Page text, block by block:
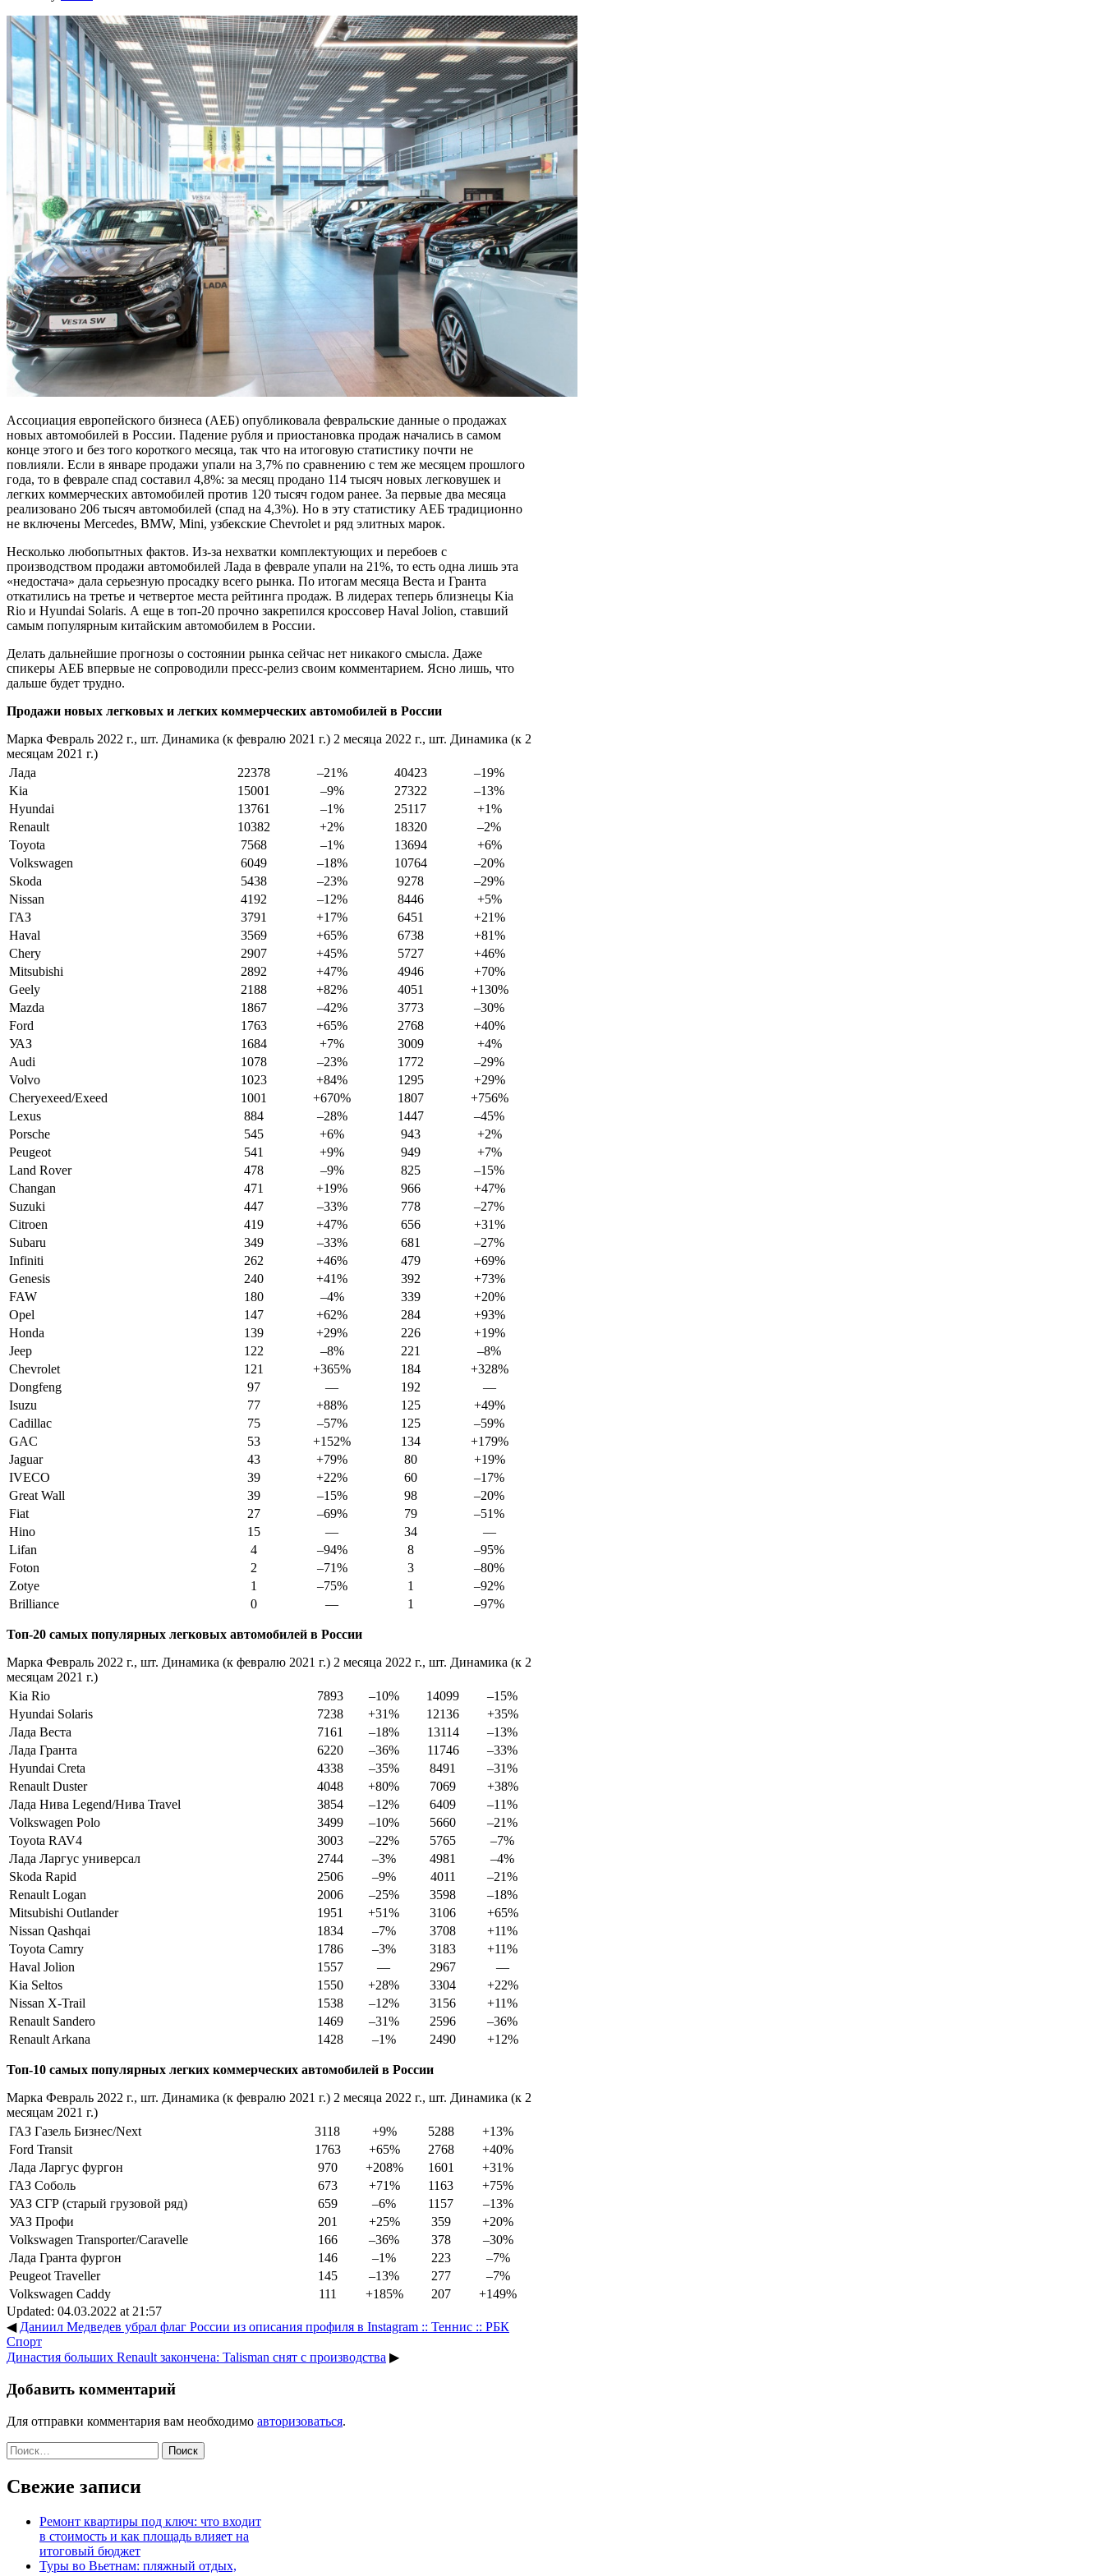
Ассоциация европейского бизнеса (АЕБ) опубликовала февральские данные о продажах
новых автомобилей в России. Падение рубля и приостановка продаж начались в самом
конце этого и без того короткого месяца, так что на итоговую статистику почти не
повлияли. Если в январе продажи упали на 3,7% по сравнению с тем же месяцем прошлого
года, то в феврале спад составил 4,8%: за месяц продано 114 тысяч новых легковушек и
легких коммерческих автомобилей против 120 тысяч годом ранее. За первые два месяца
реализовано 206 тысяч автомобилей (спад на 4,3%). Но в эту статистику АЕБ традиционно
не включены Mercedes, BMW, Mini, узбекские Chevrolet и ряд элитных марок.
Несколько любопытных фактов. Из-за нехватки комплектующих и перебоев с
производством продажи автомобилей Лада в феврале упали на 21%, то есть одна лишь эта
«недостача» дала серьезную просадку всего рынка. По итогам месяца Веста и Гранта
откатились на третье и четвертое места рейтинга продаж. В лидерах теперь близнецы Kia
Rio и Hyundai Solaris. А еще в топ-20 прочно закрепился кроссовер Haval Jolion, ставший
самым популярным китайским автомобилем в России.
Делать дальнейшие прогнозы о состоянии рынка сейчас нет никакого смысла. Даже
спикеры АЕБ впервые не сопроводили пресс-релиз своим комментарием. Ясно лишь, что
дальше будет трудно.
Продажи новых легковых и легких коммерческих автомобилей в России
Марка Февраль 2022 г., шт. Динамика (к февралю 2021 г.) 2 месяца 2022 г., шт. Динамика (к 2
месяцам 2021 г.)
Лада
22378 –21% 40423
–19%
Kia
15001 –9% 27322
–13%
Hyundai
13761 –1% 25117
+1%
Renault
10382 +2% 18320
–2%
Toyota
7568 –1% 13694
+6%
Volkswagen
6049 –18% 10764
–20%
Skoda
5438 –23% 9278
–29%
Nissan
4192 –12% 8446
+5%
ГАЗ
3791 +17% 6451
+21%
Haval
3569 +65% 6738
+81%
Chery
2907 +45% 5727
+46%
Mitsubishi
2892 +47% 4946
+70%
Geely
2188 +82% 4051
+130%
Mazda
1867 –42% 3773
–30%
Ford
1763 +65% 2768
+40%
УАЗ
1684 +7% 3009
+4%
Audi
1078 –23% 1772
–29%
Volvo
1023 +84% 1295
+29%
Cheryexeed/Exeed
1001 +670% 1807
+756%
Lexus
884 –28% 1447
–45%
Porsche
545 +6% 943
+2%
Peugeot
541 +9% 949
+7%
Land Rover
478 –9% 825
–15%
Changan
471 +19% 966
+47%
Suzuki
447 –33% 778
–27%
Citroen
419 +47% 656
+31%
Subaru
349 –33% 681
–27%
Infiniti
262 +46% 479
+69%
Genesis
240 +41% 392
+73%
FAW
180 –4% 339
+20%
Opel
147 +62% 284
+93%
Honda
139 +29% 226
+19%
Jeep
122 –8% 221
–8%
Chevrolet
121 +365% 184
+328%
Dongfeng
97 — 192
—
Isuzu
77 +88% 125
+49%
Cadillac
75 –57% 125
–59%
GAC
53 +152% 134
+179%
Jaguar
43 +79% 80
+19%
IVECO
39 +22% 60
–17%
Great Wall
39 –15% 98
–20%
Fiat
27 –69% 79
–51%
Hino
15 — 34
—
Lifan
4 –94% 8
–95%
Foton
2 –71% 3
–80%
Zotye
1 –75% 1
–92%
Brilliance
0 — 1 –97%
Топ-20 самых популярных легковых автомобилей в России
Марка Февраль 2022 г., шт. Динамика (к февралю 2021 г.) 2 месяца 2022 г., шт. Динамика (к 2
месяцам 2021 г.)
Kia Rio
7893 –10% 14099
–15%
Hyundai Solaris
7238 +31% 12136
+35%
Лада Веста
7161 –18% 13114
–13%
Лада Гранта
6220 –36% 11746
–33%
Hyundai Creta
4338 –35% 8491
–31%
Renault Duster
4048 +80% 7069
+38%
Лада Нива Legend/Нива Travel
3854 –12% 6409
–11%
Volkswagen Polo
3499 –10% 5660
–21%
Toyota RAV4
3003 –22% 5765
–7%
Лада Ларгус универсал
2744 –3% 4981
–4%
Skoda Rapid
2506 –9% 4011
–21%
Renault Logan
2006 –25% 3598
–18%
Mitsubishi Outlander
1951 +51% 3106
+65%
Nissan Qashqai
1834 –7% 3708
+11%
Toyota Camry
1786 –3% 3183
+11%
Haval Jolion
1557 — 2967
—
Kia Seltos
1550 +28% 3304
+22%
Nissan X-Trail
1538 –12% 3156
+11%
Renault Sandero
1469 –31% 2596
–36%
Renault Arkana
1428 –1% 2490 +12%
Топ-10 самых популярных легких коммерческих автомобилей в России
Марка Февраль 2022 г., шт. Динамика (к февралю 2021 г.) 2 месяца 2022 г., шт. Динамика (к 2
месяцам 2021 г.)
ГАЗ Газель Бизнес/Next
3118 +9% 5288
+13%
Ford Transit
1763 +65% 2768
+40%
Лада Ларгус фургон
970 +208% 1601
+31%
ГАЗ Соболь
673 +71% 1163
+75%
УАЗ СГР (старый грузовой ряд)
659 –6% 1157
–13%
УАЗ Профи
201 +25% 359
+20%
Volkswagen Transporter/Caravelle
166 –36% 378
–30%
Лада Гранта фургон
146 –1% 223
–7%
Peugeot Traveller
145 –13% 277
–7%
Volkswagen Caddy
111 +185% 207
+149%
Updated: 04.03.2022 at 21:57
◀ Даниил Медведев убрал флаг России из описания профиля в Instagram :: Теннис :: РБК
Спорт
Династия больших Renault закончена: Talisman снят с производства ▶
Добавить комментарий
Для отправки комментария вам необходимо авторизоваться.
Найти:
Свежие записи
Ремонт квартиры под ключ: что входит
в стоимость и как площадь влияет на
итоговый бюджет
Туры во Вьетнам: пляжный отдых,